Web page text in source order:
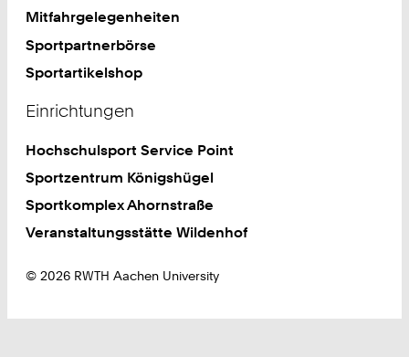
Mitfahrgelegenheiten
Sportpartnerbörse
Sportartikelshop
Einrichtungen
Hochschulsport Service Point
Sportzentrum Königshügel
Sportkomplex Ahornstraße
Veranstaltungsstätte Wildenhof
© 2026 RWTH Aachen University